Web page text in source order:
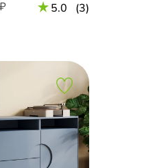
5.0 (3)